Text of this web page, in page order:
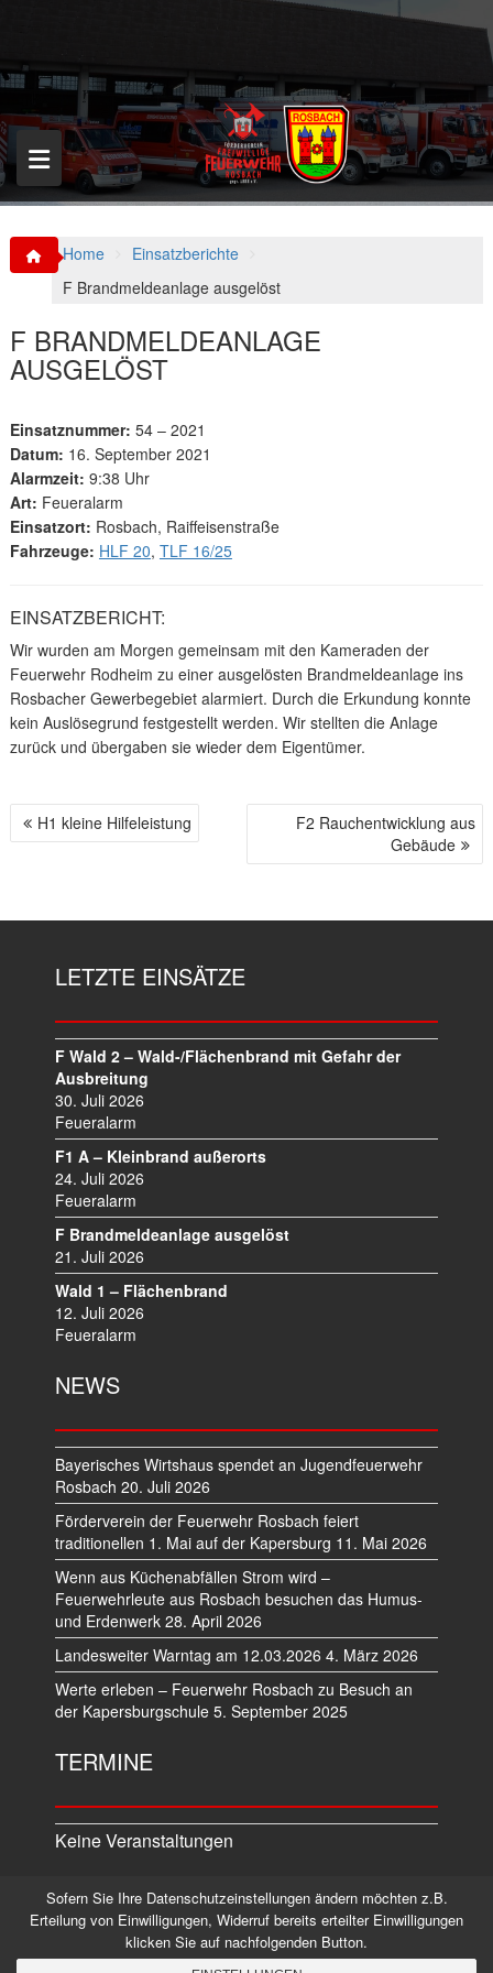
p
o
c
o
n
t
Home
Einsatzberichte
F Brandmeldeanlage ausgelöst
F BRANDMELDEANLAGE
AUSGELÖST
Einsatznummer: 54 – 2021
Datum: 16. September 2021
Alarmzeit: 9:38 Uhr
Art: Feueralarm
Einsatzort: Rosbach, Raiffeisenstraße
Fahrzeuge: HLF 20, TLF 16/25
EINSATZBERICHT:
Wir wurden am Morgen gemeinsam mit den Kameraden der
Feuerwehr Rodheim zu einer ausgelösten Brandmeldeanlage ins
Rosbacher Gewerbegebiet alarmiert. Durch die Erkundung konnte
kein Auslösegrund festgestellt werden. Wir stellten die Anlage
zurück und übergaben sie wieder dem Eigentümer.
B H1 kleine Hilfeleistung
F2 Rauchentwicklung aus
Gebäude
LETZTE EINSÄTZE
F Wald 2 – Wald-/Flächenbrand mit Gefahr der
Ausbreitung
30. Juli 2026
Feueralarm
F1 A – Kleinbrand außerorts
24. Juli 2026
Feueralarm
F Brandmeldeanlage ausgelöst
21. Juli 2026
Wald 1 – Flächenbrand
12. Juli 2026
Feueralarm
NEWS
Bayerisches Wirtshaus spendet an Jugendfeuerwehr
Rosbach 20. Juli 2026
Förderverein der Feuerwehr Rosbach feiert
traditionellen 1. Mai auf der Kapersburg 11. Mai 2026
Wenn aus Küchenabfällen Strom wird –
Feuerwehrleute aus Rosbach besuchen das Humus-
und Erdenwerk 28. April 2026
Landesweiter Warntag am 12.03.2026 4. März 2026
Werte erleben – Feuerwehr Rosbach zu Besuch an
der Kapersburgschule 5. September 2025
TERMINE
Keine Veranstaltungen
Datenschutz Impressum
©2026 Alle Rechte vorbehalten.
Sofern Sie Ihre Datenschutzeinstellungen ändern möchten z.B.
Erteilung von Einwilligungen, Widerruf bereits erteilter Einwilligungen
klicken Sie auf nachfolgenden Button.